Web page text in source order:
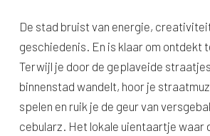
De stad bruist van energie,
geschiedenis. En is klaar om ontdekt
Terwijl je door de geplaveide
binnenstad wandelt, hoor je
spelen en ruik je de geur van
cebularz. Het lokale uientaartje waar